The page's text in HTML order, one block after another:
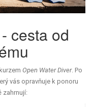
cesta od
Open Water Diver. Po
vás opravňuje k ponoru
zahrnují: